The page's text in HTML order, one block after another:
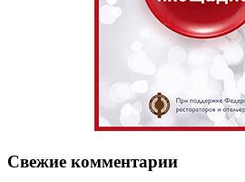
Свежие комментарии